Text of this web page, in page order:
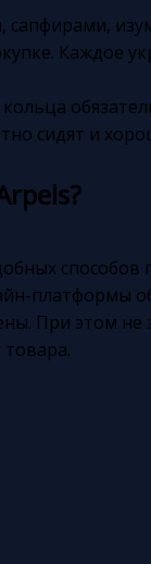
сапфирами,
Каждое
сидят и
способов
платформы
При этом не